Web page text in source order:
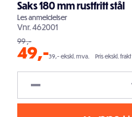
Saks 180 mm rustfritt stål
Lesanmeldelser
Vnr.462001
99,-
49,-39,- ekskl. mva. Pris ekskl. frakt